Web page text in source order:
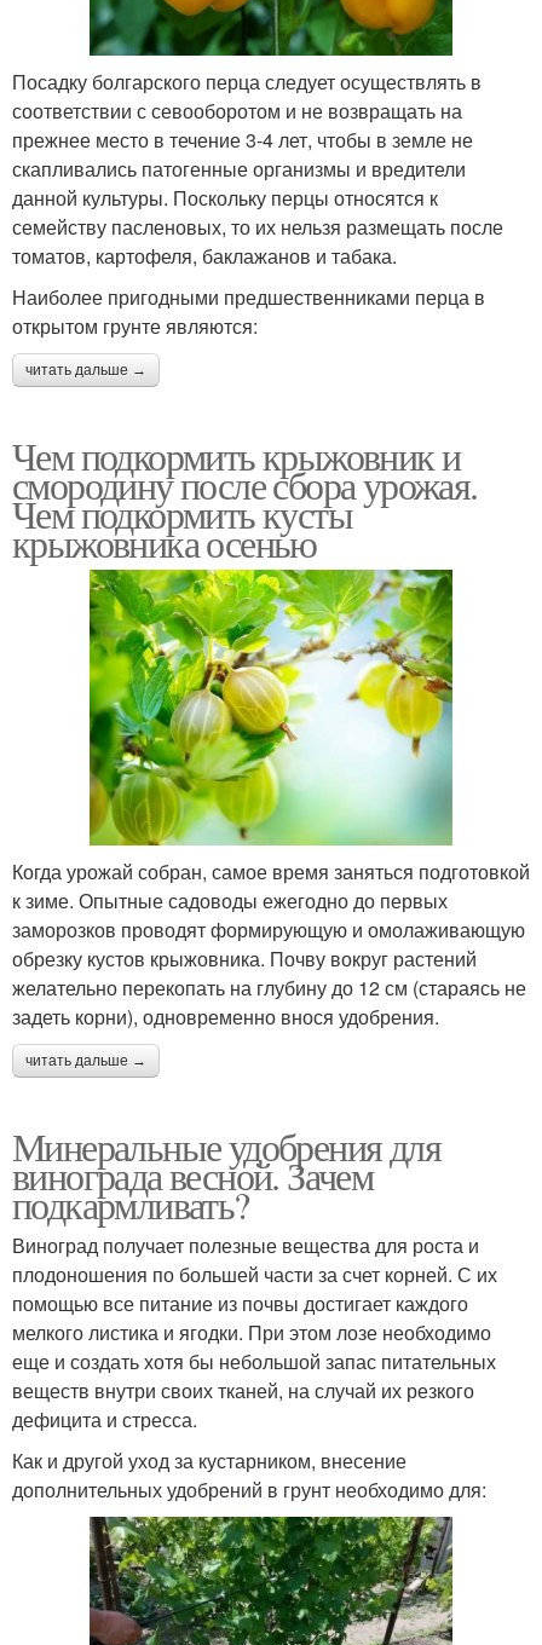
Посадку болгарского перца следует осуществлять в
соответствии с севооборотом и не возвращать на
прежнее место в течение 3-4 лет, чтобы в земле не
скапливались патогенные организмы и вредители
данной культуры. Поскольку перцы относятся к
семейству пасленовых, то их нельзя размещать после
томатов, картофеля, баклажанов и табака.
Наиболее пригодными предшественниками перца в
открытом грунте являются:
читать дальше →
Чем подкормить крыжовник и
смородину после сбора урожая.
Чем подкормить кусты
крыжовника осенью
Когда урожай собран, самое время заняться подготовкой
к зиме. Опытные садоводы ежегодно до первых
заморозков проводят формирующую и омолаживающую
обрезку кустов крыжовника. Почву вокруг растений
желательно перекопать на глубину до 12 см (стараясь не
задеть корни), одновременно внося удобрения.
читать дальше →
Минеральные удобрения для
винограда весной. Зачем
подкармливать?
Виноград получает полезные вещества для роста и
плодоношения по большей части за счет корней. С их
помощью все питание из почвы достигает каждого
мелкого листика и ягодки. При этом лозе необходимо
еще и создать хотя бы небольшой запас питательных
веществ внутри своих тканей, на случай их резкого
дефицита и стресса.
Как и другой уход за кустарником, внесение
дополнительных удобрений в грунт необходимо для: